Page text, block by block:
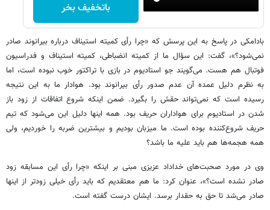
باتخفیف بخر
بادامکی در پاسخ به این پرسش که «چرا رأی کمیته استیناف درباره بیرانوند صادر
نمی‌شود؟»، گفت: این سؤال ما از کمیته انضباطی، کمیته استیناف و فدراسیون
فوتبال هم هست. می‌گویند جو استادیوم در بازی با تراکتور خوب نبوده است، اما
به نظرم دلیل عمده آن عدم صدور رأی بیرانوند بود. هوادار ما به این نتیجه
رسیده است که نمی‌تواند حقش را بگیرد. ضمن اینکه شروع اتفاقات از زود باز
شدن در استادیوم برای هواداران حریف بود. همه اینها دلیل این می‌شود که تیم
حریف شروع‌کننده بوده است. ما میزبان بودیم و بیشترین ضربه را خوردیم، ولی
همه هجمه‌ها هم باید علیه ما باشد؟
وی در مورد صحبت‌های خداداد عزیزی مبنی بر اینکه «چرا رأی این مسابقه زود
صادر نشده است؟»، عنوان کرد: ما هم معتقدیم که باید رأی خیلی زودتر از اینها
صادر می‌شد تا حق به حقدار برسد. ایشان درست گفته است.